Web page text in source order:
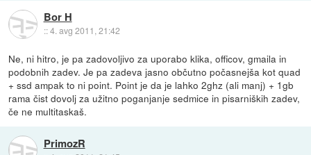
Bor H
::4. avg 2011, 21:42
Ne, ni hitro, je pa zadovoljivo za uporabo klika, officov, gmaila in
podobnih zadev. Je pa zadeva jasno občutno počasnejša kot quad
+ ssd ampak to ni point. Point je da je lahko 2ghz (ali manj) + 1gb
rama čist dovolj za užitno poganjanje sedmice in pisarniških zadev,
če ne multitaskaš.
PrimozR